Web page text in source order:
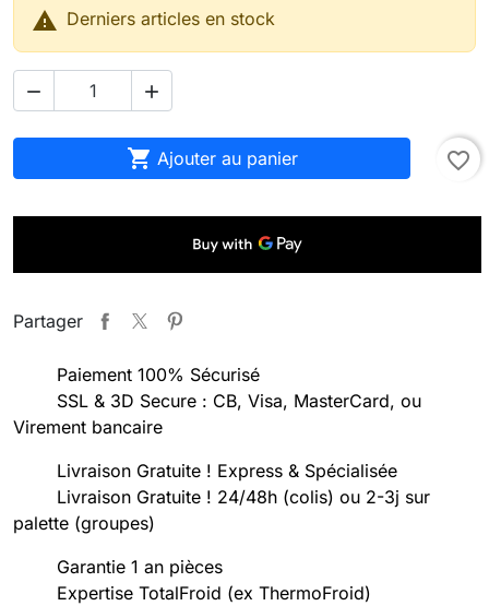
 Derniers articles en stock
 
 Ajouter au panier favorite_border
Partager
Paiement 100% Sécurisé
SSL & 3D Secure : CB, Visa, MasterCard, ou
Virement bancaire
Livraison Gratuite ! Express & Spécialisée
Livraison Gratuite ! 24/48h (colis) ou 2-3j sur
palette (groupes)
Garantie 1 an pièces
Expertise TotalFroid (ex ThermoFroid)